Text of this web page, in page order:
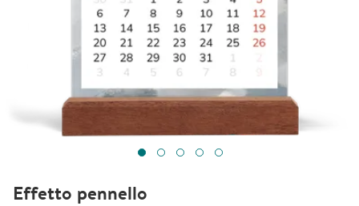
Effetto pennello